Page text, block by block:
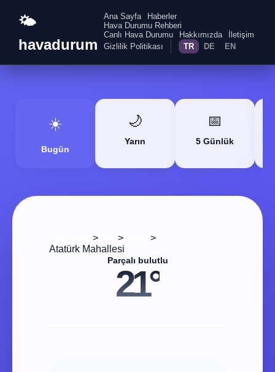
🌤️
havadurum
Ana Sayfa
Haberler
Hava Durumu Rehberi
Canlı Hava Durumu
Hakkımızda
İletişim
Gizlilik Politikası
TR DE EN
☀️
Bugün
🌙
Yarın
📅
5 Günlük
> >
>
Atatürk Mahallesi
Parçalı bulutlu
21°